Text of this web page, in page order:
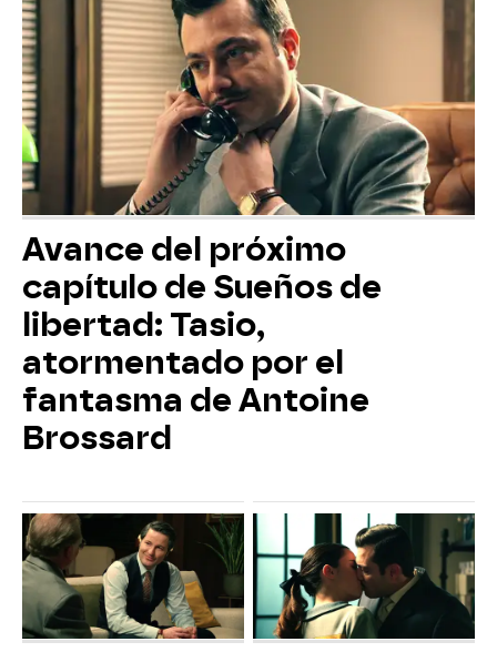
Avance del próximo
capítulo de Sueños de
libertad: Tasio,
atormentado por el
fantasma de Antoine
Brossard